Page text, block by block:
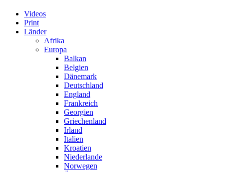
Videos
Print
Länder
Afrika
Europa
Balkan
Belgien
Dänemark
Deutschland
England
Frankreich
Georgien
Griechenland
Irland
Italien
Kroatien
Niederlande
Norwegen